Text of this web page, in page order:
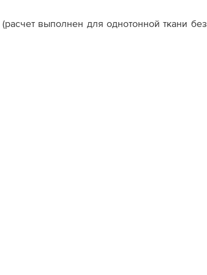
выполнен для однотонной ткани без